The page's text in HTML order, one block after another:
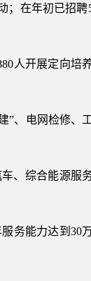
；在年初已招聘
人开展定向培养
”、电网检修、
、综合能源服
务能力达到30